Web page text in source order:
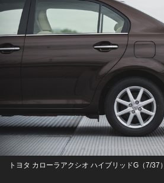
トヨタ カローラアクシオ ハイブリッドG（7/37）